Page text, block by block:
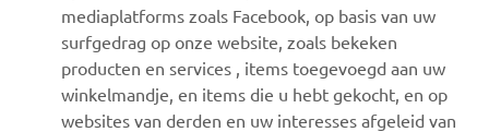
NIEUWSBRIEF
Wees de eerste die meer te weten komt over de nieuwste deals,
speciale evenementen, nieuwe producten en nog veel meer
surfgedrag op onze website, zoals bekeken
producten en services , items toegevoegd aan uw
winkelmandje, en items die u hebt gekocht, en op
websites van derden en uw interesses afgeleid van
dergelijk browsegedrag.